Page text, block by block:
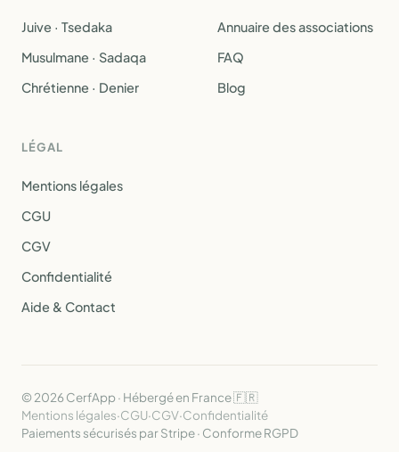
Juive · Tsedaka
Musulmane · Sadaqa
Chrétienne · Denier
Annuaire des associations
FAQ
Blog
LÉGAL
Mentions légales
CGU
CGV
Confidentialité
Aide & Contact
© 2026 CerfApp · Hébergé en France 🇫🇷
Mentions légales·CGU·CGV·Confidentialité
Paiements sécurisés par Stripe · Conforme RGPD